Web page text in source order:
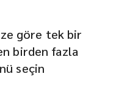
göre tek bir
birden fazla
seçin